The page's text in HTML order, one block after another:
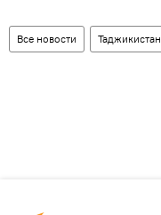
Все новости Таджикистан